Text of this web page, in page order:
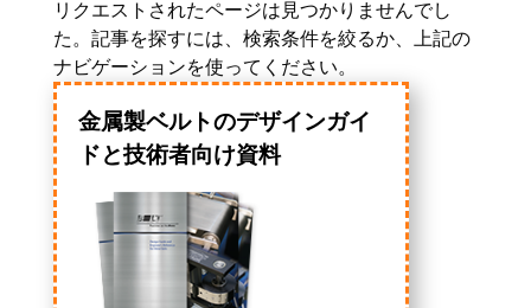
リクエストされたページは見つかりませんでし
た。記事を探すには、検索条件を絞るか、上記の
ナビゲーションを使ってください。
金属製ベルトのデザインガイ
ドと技術者向け資料